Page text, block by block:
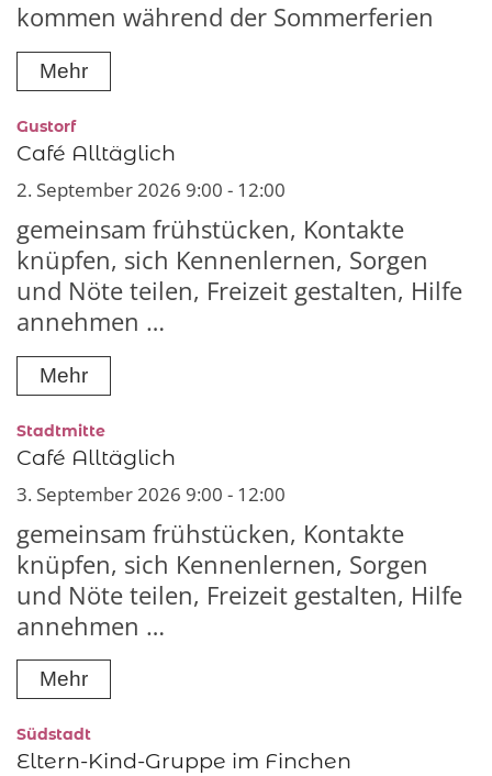
kommen während der Sommerferien
Mehr
Gustorf:
Café Alltäglich
2. September 2026 9:00 - 12:00
gemeinsam frühstücken, Kontakte
knüpfen, sich Kennenlernen, Sorgen
und Nöte teilen, Freizeit gestalten, Hilfe
annehmen …
Mehr
Stadtmitte:
Café Alltäglich
3. September 2026 9:00 - 12:00
gemeinsam frühstücken, Kontakte
knüpfen, sich Kennenlernen, Sorgen
und Nöte teilen, Freizeit gestalten, Hilfe
annehmen …
Mehr
Südstadt:
Eltern-Kind-Gruppe im Finchen